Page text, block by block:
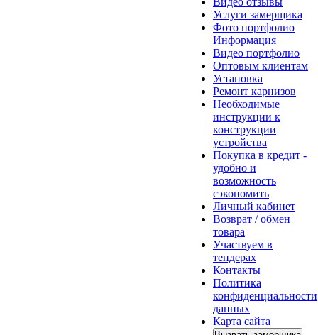
Услуги замерщика
Фото портфолио
Информация
Видео портфолио
Оптовым клиентам
Установка
Ремонт карнизов
Необходимые
инструкции к
конструкции
устройства
Покупка в кредит -
удобно и
возможность
сэкономить
Личный кабинет
Возврат / обмен
товара
Участвуем в
тендерах
Контакты
Политика
конфиденциальности
данных
Карта сайта